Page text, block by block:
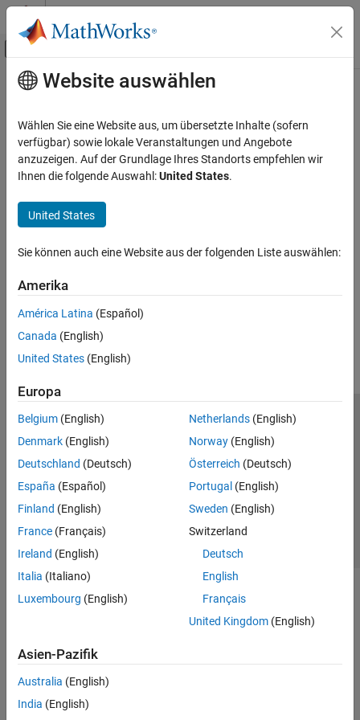
Weiter zum Inhalt
Umschaltung für Off-Canvas-
Startseite der Dokumentation
Hauptinhalt
How useful was this information?
Website auswählen
Wählen Sie eine Website aus, um übersetzte Inhalte (sofern
verfügbar) sowie lokale Veranstaltungen und Angebote
anzuzeigen. Auf der Grundlage Ihres Standorts empfehlen wir
Ihnen die folgende Auswahl:United States.
United States
Sie können auch eine Website aus der folgenden Liste auswählen:
Amerika
América Latina (Español)
Canada (English)
United States (English)
Europa
Belgium (English)
Denmark (English)
Deutschland (Deutsch)
España (Español)
Finland (English)
France (Français)
Ireland (English)
Italia (Italiano)
Luxembourg (English)
Netherlands(English)
Norway(English)
Österreich (Deutsch)
Portugal (English)
Sweden (English)
Switzerland
Deutsch
English
Français
United Kingdom(English)
Asien-Pazifik
Australia (English)
India (English)
Trust Center
Datenschutz-Richtlinien
Datendiebstahl verhindern
Status von Anwendungen
© 1994-2026 The MathWorks, Inc.
Website auswählen
Deutschland